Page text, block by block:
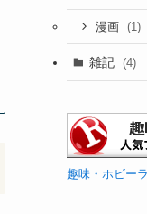
漫画 (1)
雑記 (4)
趣味・ホビー